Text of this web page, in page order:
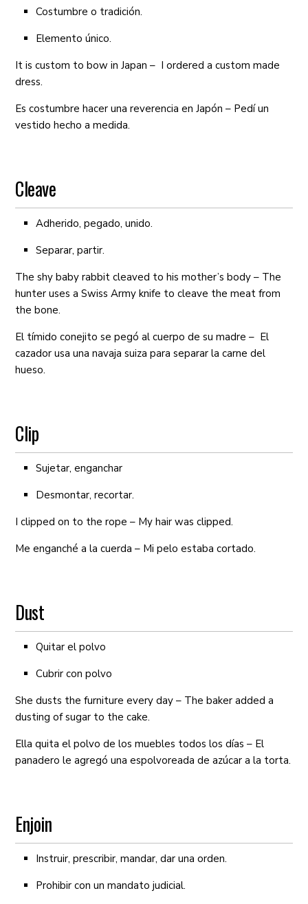
Costumbre o tradición.
Elemento único.
It is custom to bow in Japan – I ordered a custom made
dress.
Es costumbre hacer una reverencia en Japón – Pedí un
vestido hecho a medida.
Cleave
Adherido, pegado, unido.
Separar, partir.
The shy baby rabbit cleaved to his mother’s body – The
hunter uses a Swiss Army knife to cleave the meat from
the bone.
El tímido conejito se pegó al cuerpo de su madre – El
cazador usa una navaja suiza para separar la carne del
hueso.
Clip
Sujetar, enganchar
Desmontar, recortar.
I clipped on to the rope – My hair was clipped.
Me enganché a la cuerda – Mi pelo estaba cortado.
Dust
Quitar el polvo
Cubrir con polvo
She dusts the furniture every day – The baker added a
dusting of sugar to the cake.
Ella quita el polvo de los muebles todos los días – El
panadero le agregó una espolvoreada de azúcar a la torta.
Enjoin
Instruir, prescribir, mandar, dar una orden.
Prohibir con un mandato judicial.